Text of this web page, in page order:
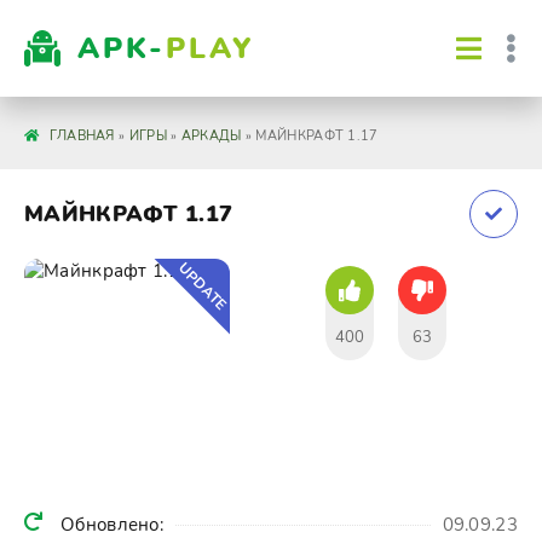
APK-PLAY
ГЛАВНАЯ » ИГРЫ» АРКАДЫ » МАЙНКРАФТ 1.17
МАЙНКРАФТ 1.17
Обновлено:
09.09.23
UPDATE
400 63